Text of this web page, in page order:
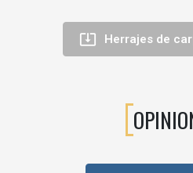
 Herrajes de